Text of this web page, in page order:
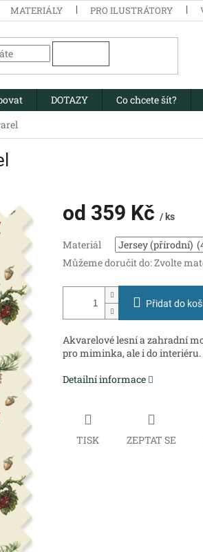
MATERIÁLY PRO ILUSTRÁTORY
DOTAZY Co chcete šít?
od 359 Kč / ks
cena:
Materiál
Můžeme doručit do:Zvolte
Přidat do
Akvarelové lesní a zahradní
pro miminka, ale i do interiéru.
Detailní informace
TISK ZEPTAT SE